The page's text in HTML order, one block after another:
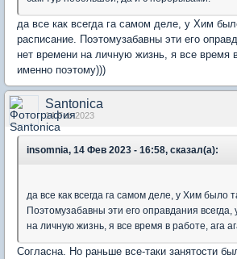
да все как всегда га самом деле, у Хим
расписание. Поэтомузабавны эти его
нет времени на личную жизнь, я все время
именно поэтому)))
Santonica
14 Feb 2023
insomnia, 14 Фев 2023 - 16:58, сказал(а):
да все как всегда га самом деле, у Хим было
Поэтомузабавны эти его оправдания
на личную жизнь, я все время в работе, ага
Согласна. Но раньше все-таки занятости